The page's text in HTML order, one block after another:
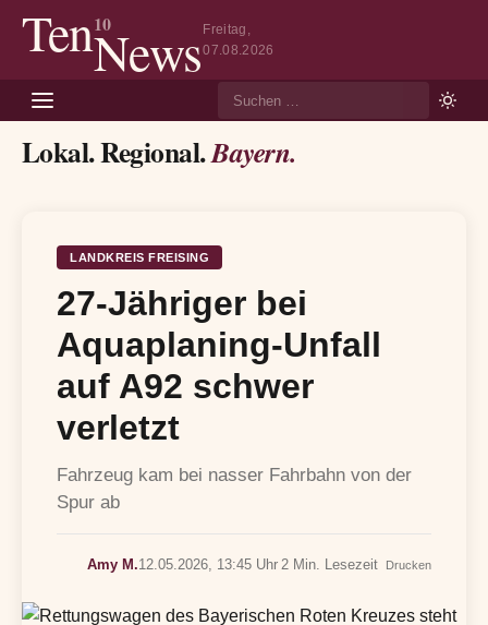
Ten10
NewsFreitag,
07.08.2026
Lokal. Regional.Bayern.
LANDKREIS FREISING
27-Jähriger bei
Aquaplaning-Unfall
auf A92 schwer
verletzt
Fahrzeug kam bei nasser Fahrbahn von der
Spur ab
Amy M.12.05.2026, 13:45 Uhr 2 Min. Lesezeit Drucken